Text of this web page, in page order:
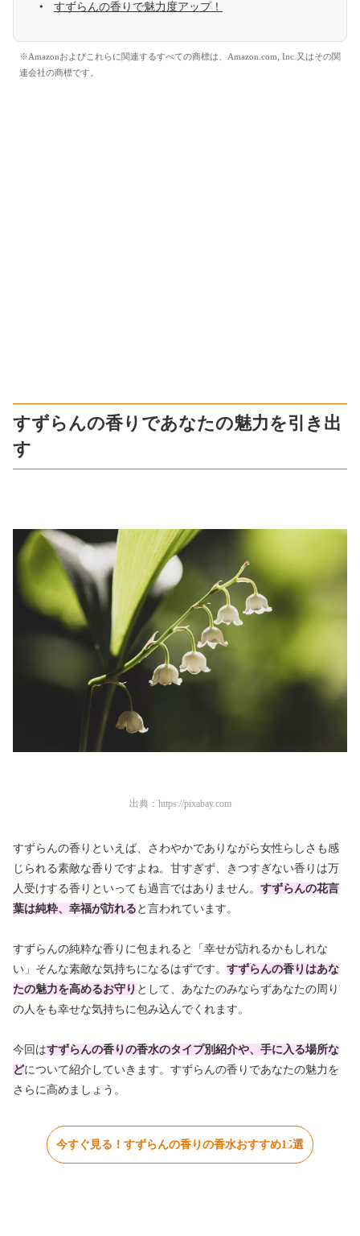
すずらんの香りで魅力度アップ！
※Amazonおよびこれらに関連するすべての商標は、Amazon.com, Inc.又はその関
連会社の商標です。
すずらんの香りであなたの魅力を引き出
す
出典： https://pixabay.com
すずらんの香りといえば、さわやかでありながら女性らしさも感
じられる素敵な香りですよね。甘すぎず、きつすぎない香りは万
人受けする香りといっても過言ではありません。 すずらんの花言
葉は純粋、幸福が訪れる と言われています。
すずらんの純粋な香りに包まれると「幸せが訪れるかもしれな
い」そんな素敵な気持ちになるはずです。 すずらんの香りはあな
たの魅力を高めるお守り として、あなたのみならずあなたの周り
の人をも幸せな気持ちに包み込んでくれます。
今回はすずらんの香りの香水のタイプ別紹介や、手に入る場所な
どについて紹介していきます。すずらんの香りであなたの魅力を
さらに高めましょう。
今すぐ見る！すずらんの香りの香水おすすめ15選